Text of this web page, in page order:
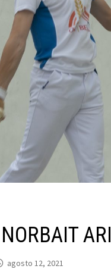
agosto 12, 2021